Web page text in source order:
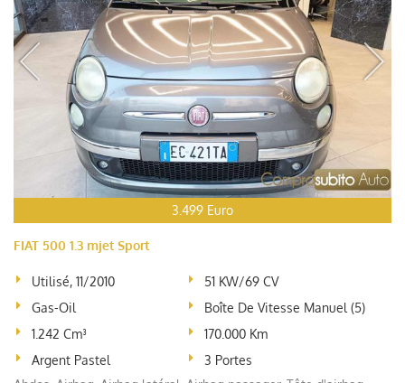
3.499 Euro
FIAT 500 1.3 mjet Sport
Utilisé, 11/2010
51 KW/69 CV
Gas-Oil
Boîte De Vitesse Manuel (5)
1.242 Cm³
170.000 Km
Argent Pastel
3 Portes